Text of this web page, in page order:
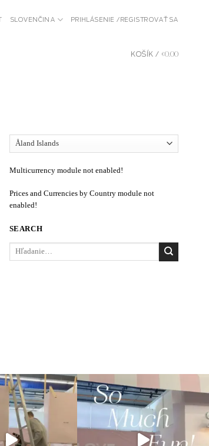
SLOVENČINA PRIHLÁSENIE / REGISTROVAŤ SA
KOŠÍK / €0.00
Multicurrency module not enabled!
Prices and Currencies by Country module not
enabled!
SEARCH
Hľadať: